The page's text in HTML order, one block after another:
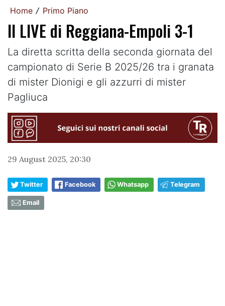
Home / Primo Piano
Il LIVE di Reggiana-Empoli 3-1
La diretta scritta della seconda giornata del
campionato di Serie B 2025/26 tra i granata
di mister Dionigi e gli azzurri di mister
Pagliuca
29 August 2025, 20:30
Twitter Facebook Whatsapp Telegram
Email